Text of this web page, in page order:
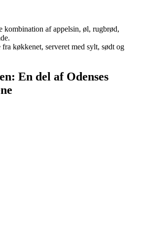
af appelsin, øl, rugbrød,
køkkenet, serveret med sylt, sødt og
En del af Odenses